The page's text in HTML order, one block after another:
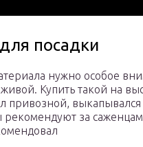
посадки
нужно особое
Купить такой на
привозной,
рекомендуют за